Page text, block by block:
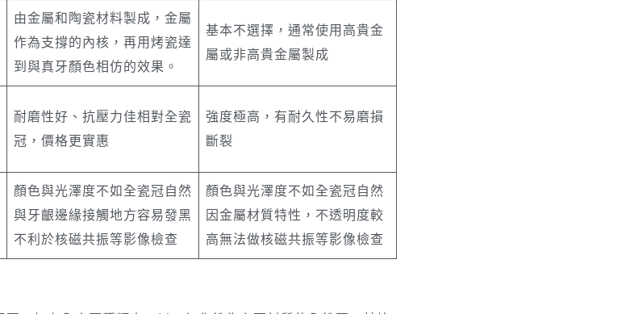
由金屬和陶瓷材料製成，金屬
作為支撐的內核，再用烤瓷達
到與真牙顏色相仿的效果。
基本不選擇，通常使用高貴金
屬或非高貴金屬製成
耐磨性好、抗壓力佳相對全瓷
冠，價格更實惠
強度極高，有耐久性不易磨損
斷裂
顏色與光澤度不如全瓷冠自然
與牙齦邊緣接觸地方容易發黑
不利於核磁共振等影像檢查
顏色與光澤度不如全瓷冠自然
因金屬材質特性，不透明度較
高無法做核磁共振等影像檢查